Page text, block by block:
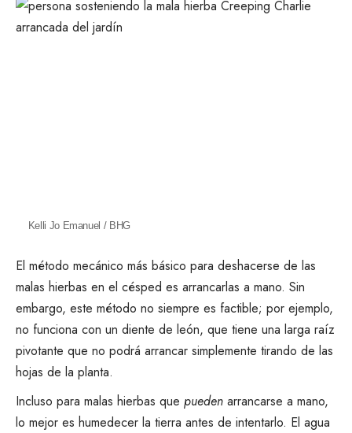
Kelli Jo Emanuel / BHG
El método mecánico más básico para deshacerse de las
malas hierbas en el césped es arrancarlas a mano. Sin
embargo, este método no siempre es factible; por ejemplo,
no funciona con un diente de león, que tiene una larga raíz
pivotante que no podrá arrancar simplemente tirando de las
hojas de la planta.
Incluso para malas hierbas que pueden arrancarse a mano,
lo mejor es humedecer la tierra antes de intentarlo. El agua